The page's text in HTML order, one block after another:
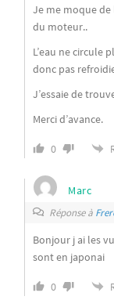
Je me moque
du moteur..
L’eau ne circule
donc pas
J’essaie de
Merci d’avance.
0
Marc
Réponse à
Bonjour j ai les
sont en japonai
0